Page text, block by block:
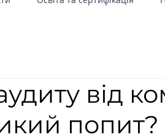
від
попит?